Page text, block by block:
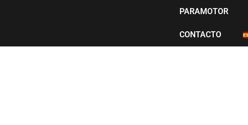
PARAMOTOR
CONTACTO